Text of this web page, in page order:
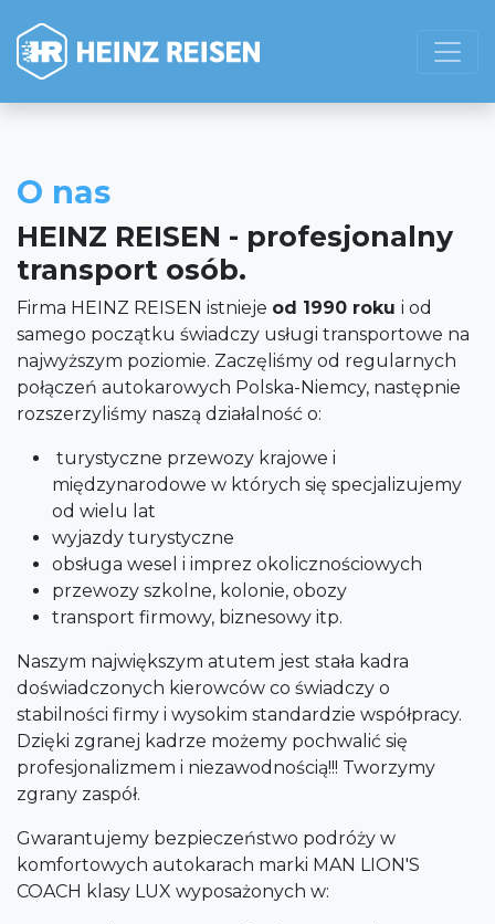
O nas
HEINZ REISEN - profesjonalny
transport osób.
Firma HEINZ REISEN istnieje od 1990 roku i od
samego początku świadczy usługi transportowe na
najwyższym poziomie. Zaczęliśmy od regularnych
połączeń autokarowych Polska-Niemcy, następnie
rozszerzyliśmy naszą działalność o:
turystyczne przewozy krajowe i
międzynarodowe w których się specjalizujemy
od wielu lat
wyjazdy turystyczne
obsługa wesel i imprez okolicznościowych
przewozy szkolne, kolonie, obozy
transport firmowy, biznesowy itp.
Naszym największym atutem jest stała kadra
doświadczonych kierowców co świadczy o
stabilności firmy i wysokim standardzie współpracy.
Dzięki zgranej kadrze możemy pochwalić się
profesjonalizmem i niezawodnością!!! Tworzymy
zgrany zaspół.
Gwarantujemy bezpieczeństwo podróży w
komfortowych autokarach marki MAN LION'S
COACH klasy LUX wyposażonych w: